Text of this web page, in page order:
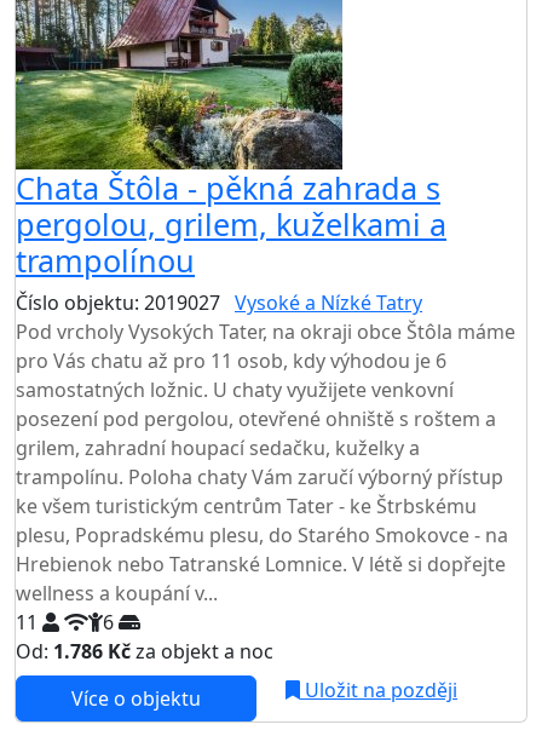
Chata Štôla - pěkná zahrada s
pergolou, grilem, kuželkami a
trampolínou
Číslo objektu: 2019027 Vysoké a Nízké Tatry
Pod vrcholy Vysokých Tater, na okraji obce Štôla máme
pro Vás chatu až pro 11 osob, kdy výhodou je 6
samostatných ložnic. U chaty využijete venkovní
posezení pod pergolou, otevřené ohniště s roštem a
grilem, zahradní houpací sedačku, kuželky a
trampolínu. Poloha chaty Vám zaručí výborný přístup
ke všem turistickým centrům Tater - ke Štrbskému
plesu, Popradskému plesu, do Starého Smokovce - na
Hrebienok nebo Tatranské Lomnice. V létě si dopřejte
wellness a koupání v...
11
6
Od: 1.786 Kčza objekt a noc
Více o objektu Uložit na později